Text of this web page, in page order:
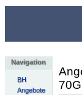
Navigation
BH
Angebote
70G